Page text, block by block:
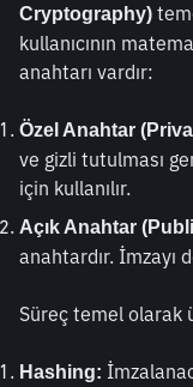
Cryptography)
kullanıcının
anahtarı vardır:
Özel Anahtar
ve gizli tutulması
için kullanılır.
Açık Anahtar
anahtardır. İmzayı
Süreç temel olarak
Hashing: